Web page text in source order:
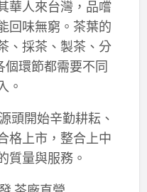
華人來台灣，品嚐
回味無窮。茶葉的
、採茶、製茶、分
環節都需要不同
。
頭開始辛勤耕耘、
格上市，整合上中
質量與服務。